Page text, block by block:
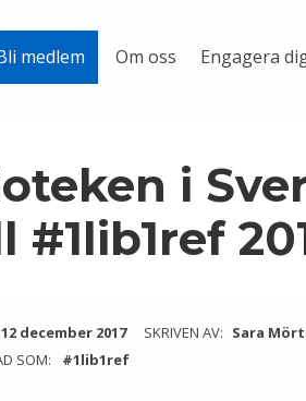
medlem Om oss Engagera
i
#1lib1ref
12 december 2017 SKRIVEN AV: Sara
SOM: #1lib1ref